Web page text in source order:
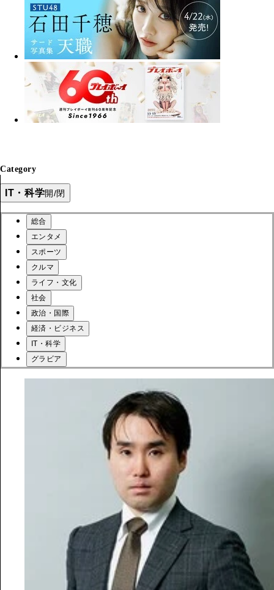
Category
IT・科学開/閉
総合
エンタメ
スポーツ
クルマ
ライフ・文化
社会
政治・国際
経済・ビジネス
IT・科学
グラビア